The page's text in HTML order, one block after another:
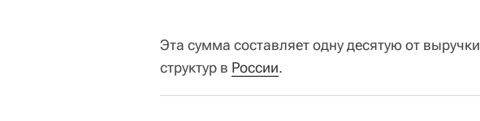
Эта сумма составляет одну десятую от выручки
структур в России.